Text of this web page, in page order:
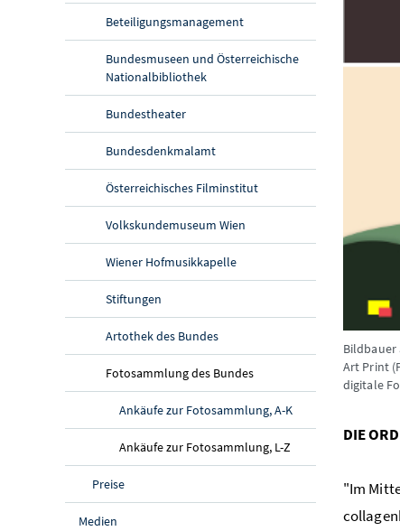
Beteiligungsmanagement
Bundesmuseen und Österreichische
Nationalbibliothek
Bundestheater
Bundesdenkmalamt
Österreichisches Filminstitut
Volkskundemuseum Wien
Wiener Hofmusikkapelle
Stiftungen
Artothek des Bundes
Fotosammlung des Bundes
Ankäufe zur Fotosammlung, A-K
Ankäufe zur Fotosammlung, L-Z
Preise
Medien
Bildbauer
Art Print
digitale
DIE
"Im